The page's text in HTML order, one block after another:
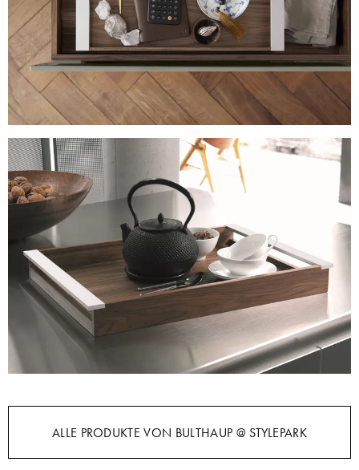
ALLE PRODUKTE VON BULTHAUP @ STYLEPARK